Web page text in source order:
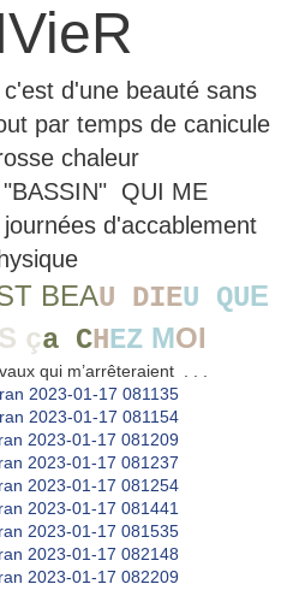
d'une beauté sans
par temps de canicule
chaleur
QUI ME
d'accablement
BEAU DIEU QUE
ça CHEZ MOI
qui m’arrêteraient . . .